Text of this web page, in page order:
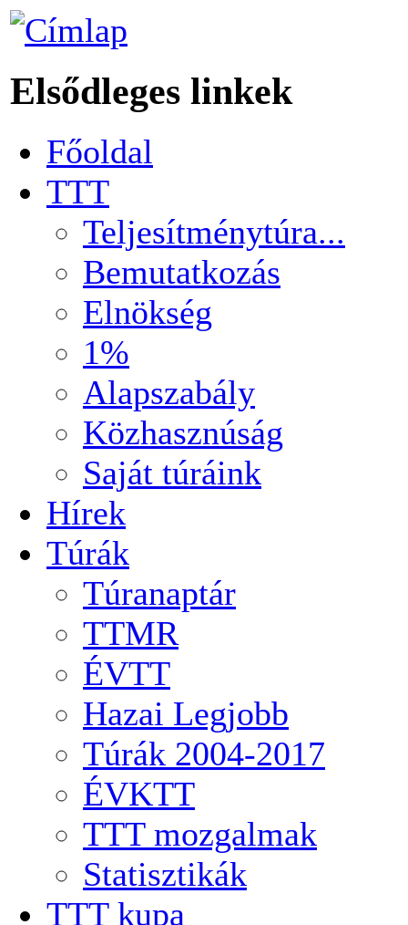
Elsődleges linkek
Főoldal
TTT
Teljesítménytúra...
Bemutatkozás
Elnökség
1%
Alapszabály
Közhasznúság
Saját túráink
Hírek
Túrák
Túranaptár
TTMR
ÉVTT
Hazai Legjobb
Túrák 2004-2017
ÉVKTT
TTT mozgalmak
Statisztikák
TTT kupa